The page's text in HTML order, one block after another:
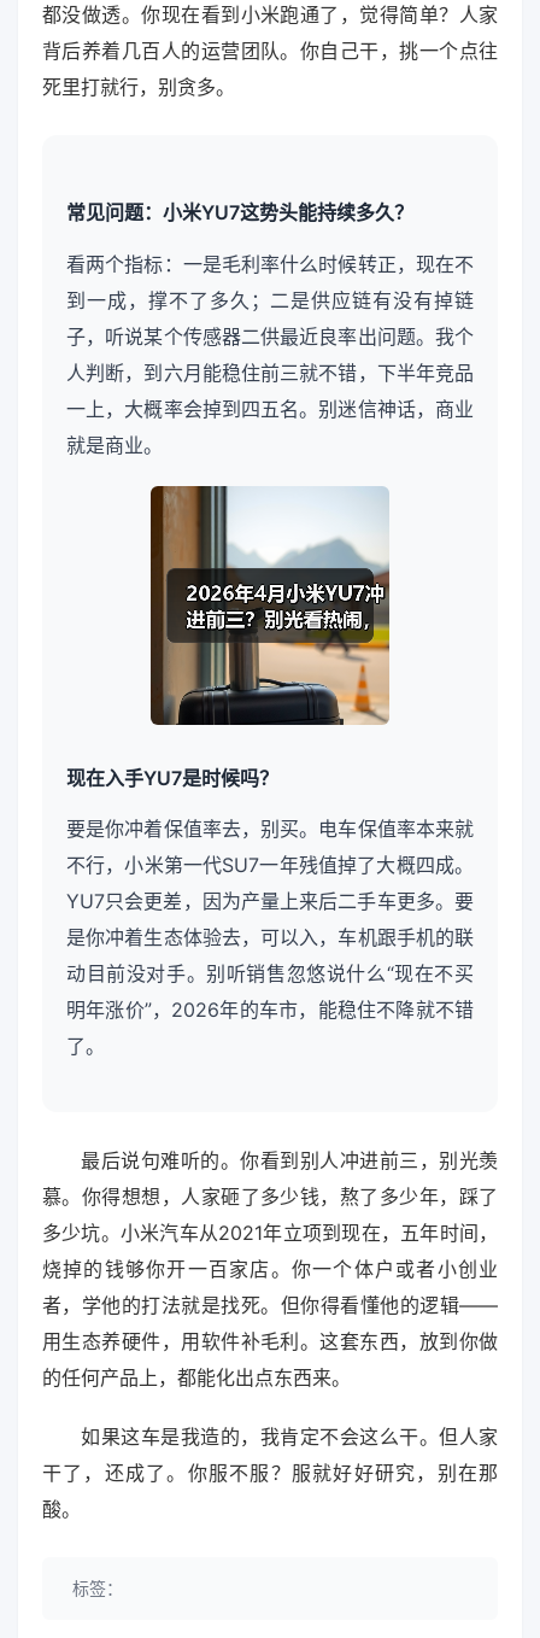
都没做透。你现在看到小米跑通了，觉得简单？人家
背后养着几百人的运营团队。你自己干，挑一个点往
死里打就行，别贪多。
常见问题：小米YU7这势头能持续多久？
看两个指标：一是毛利率什么时候转正，现在不
到一成，撑不了多久；二是供应链有没有掉链
子，听说某个传感器二供最近良率出问题。我个
人判断，到六月能稳住前三就不错，下半年竞品
一上，大概率会掉到四五名。别迷信神话，商业
就是商业。
现在入手YU7是时候吗？
要是你冲着保值率去，别买。电车保值率本来就
不行，小米第一代SU7一年残值掉了大概四成。
YU7只会更差，因为产量上来后二手车更多。要
是你冲着生态体验去，可以入，车机跟手机的联
动目前没对手。别听销售忽悠说什么“现在不买
明年涨价”，2026年的车市，能稳住不降就不错
了。
最后说句难听的。你看到别人冲进前三，别光羡
慕。你得想想，人家砸了多少钱，熬了多少年，踩了
多少坑。小米汽车从2021年立项到现在，五年时间，
烧掉的钱够你开一百家店。你一个体户或者小创业
者，学他的打法就是找死。但你得看懂他的逻辑——
用生态养硬件，用软件补毛利。这套东西，放到你做
的任何产品上，都能化出点东西来。
如果这车是我造的，我肯定不会这么干。但人家
干了，还成了。你服不服？服就好好研究，别在那
酸。
标签：